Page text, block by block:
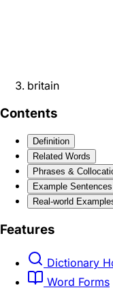
britain
Contents
Definition
Related Words
Phrases &
Example Sentences
Real-world
Features
Dictionary
Word Forms